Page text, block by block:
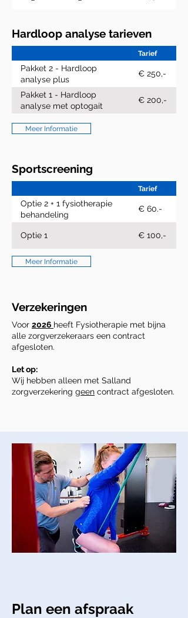
Hardloop analyse tarieven
Tarief
Pakket 2 - Hardloop
analyse plus
€ 250,-
Pakket 1 - Hardloop
analyse met optogait
€ 200,-
Meer Informatie
Sportscreening
Tarief
Optie 2 + 1 fysiotherapie
behandeling
€ 60.-
Optie 1 € 100,-
Meer Informatie
Verzekeringen
Voor 2026 heeft Fysiotherapie met bijna
alle zorgverzekeraars een contract
afgesloten.
Let op:
Wij hebben alleen met Salland
zorgverzekering geen contract afgesloten.
Plan een afspraak